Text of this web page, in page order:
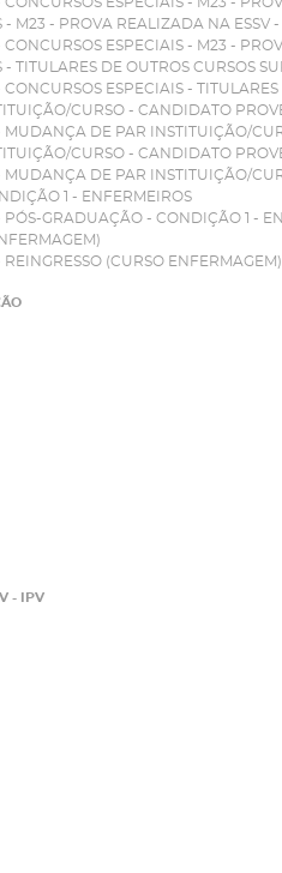
- M23 - PROVA REALIZADA NA ESSV
CONCURSOS ESPECIAIS - M23 -
TITULARES DE OUTROS CURSOS
CONCURSOS ESPECIAIS -
CURSO - CANDIDATO
MUDANÇA DE PAR INSTITUIÇÃO/
CURSO - CANDIDATO
MUDANÇA DE PAR INSTITUIÇÃO/
1 - ENFERMEIROS
PÓS-GRADUAÇÃO - CONDIÇÃO 1 -
REINGRESSO (CURSO ENFERMAGEM)
- IPV